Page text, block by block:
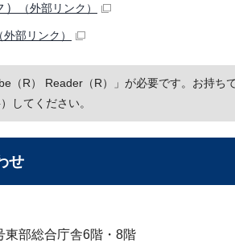
（外部リンク）
（外部リンク）
（R） Reader（R）」が必要です。お持ち
してください。
せ
部総合庁舎6階・8階